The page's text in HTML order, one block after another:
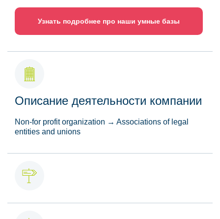
Узнать подробнее про наши умные базы
Описание деятельности компании
Non-for profit organization → Associations of legal
entities and unions